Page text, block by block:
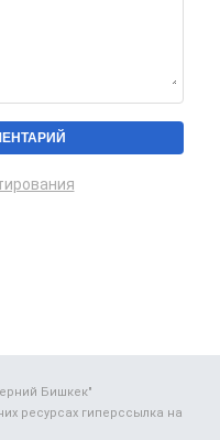
Бишкек"
ресурсах гиперссылка на